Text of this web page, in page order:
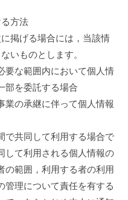
方法
掲げる場合には，当該情
いものとします。
要な範囲内において個人情
部を委託する場合
業の承継に伴って個人情報
で共同して利用する場合で
して利用される個人情報の
の範囲，利用する者の利用
管理について責任を有する